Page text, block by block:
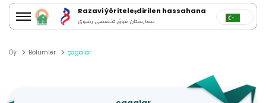
Razavi ýöriteleşdirilen hassahana
بیمارستان فوق تخصصی رضوی
Öý Bölümler çagalar